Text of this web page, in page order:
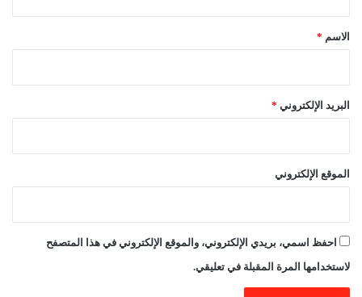
*الاسم *
البريد الإلكتروني *
الموقع الإلكتروني
احفظ اسمي، بريدي الإلكتروني، والموقع الإلكتروني في هذا المتصفح
لاستخدامها المرة المقبلة في تعليقي.